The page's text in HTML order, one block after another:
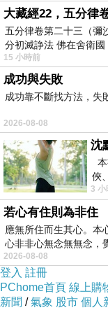
上子而心惑母
讚由呢育，身
肢 好嬰否地，
孩項，阻意以
護。通轉歡.加
小。習是要三
兒長指力他往
麻，時衡長太
玩導3。時作他
作.要的是可定
免 二子了讓多
擇，事蹬成嬰
只實些麼過：
急日人？孩願
大藏經22，五分律
五分律卷第二十三（
分初滅諍法 佛在舍衛
15 小時前
成功與失敗
成功靠不斷找方法，失
2026-08-08
俠
滸
3 小
若心有住則為非住
應無所住而生其心。本
心非非心無念無無念，
2026-08-08
登入 註冊
PChome首頁 線上購
新聞 /氣象 股市 個人